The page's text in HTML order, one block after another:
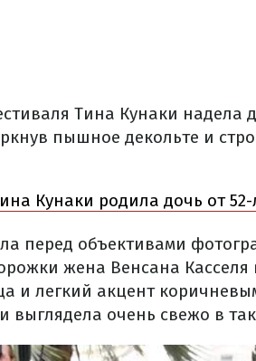
Тина Кунаки надела
пышное декольте и
Кунаки родила дочь от
перед объективами
жена Венсана
и легкий акцент
выглядела очень свежо в